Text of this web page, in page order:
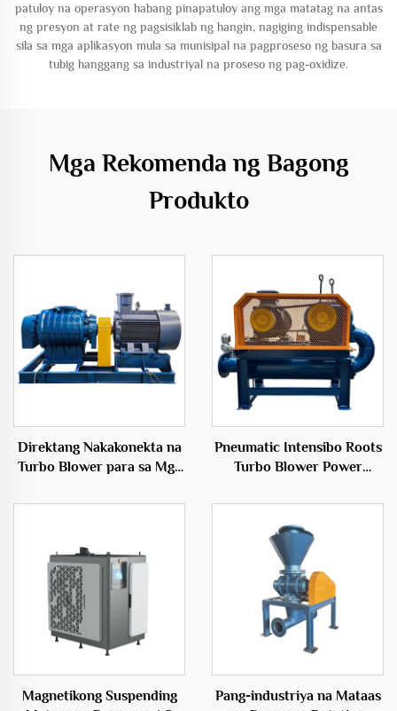
patuloy na operasyon habang pinapatuloy ang mga matatag na antas
ng presyon at rate ng pagsisiklab ng hangin, nagiging indispensable
sila sa mga aplikasyon mula sa munisipal na pagproseso ng basura sa
tubig hanggang sa industriyal na proseso ng pag-oxidize.
Mga Rekomenda ng Bagong
Produkto
Direktang Nakakonekta na
Turbo Blower para sa Mga
Bultong Elektrikong Blower
Pneumatic Intensibo Roots
Turbo Blower Power
ng Paghihiwalay ng Ugat
Magnetikong Suspending
Pang-industriya na Mataas